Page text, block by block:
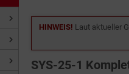
HINWEIS! Laut aktueller
SYS-25-1